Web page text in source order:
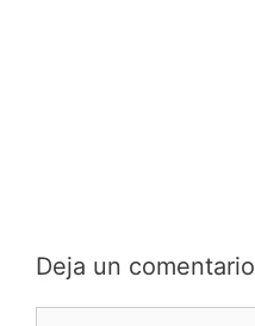
Deja un comentario